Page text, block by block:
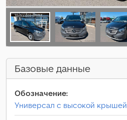
Базовые данные
Обозначение:
Универсал с высокой крышей